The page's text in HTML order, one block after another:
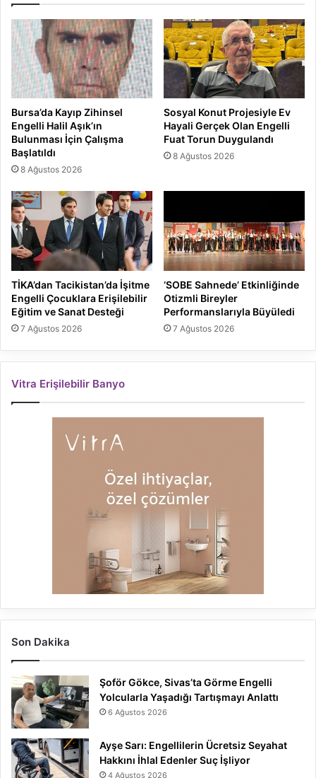
Bursa’da Kayıp Zihinsel
Engelli Halil Aşık’ın
Bulunması İçin Çalışma
Başlatıldı
8 Ağustos 2026
Sosyal Konut Projesiyle Ev
Hayali Gerçek Olan Engelli
Fuat Torun Duygulandı
8 Ağustos 2026
TİKA’dan Tacikistan’da İşitme
Engelli Çocuklara Erişilebilir
Eğitim ve Sanat Desteği
7 Ağustos 2026
‘SOBE Sahnede’ Etkinliğinde
Otizmli Bireyler
Performanslarıyla Büyüledi
7 Ağustos 2026
Vitra Erişilebilir Banyo
Son Dakika
Şoför Gökce, Sivas’ta Görme Engelli
Yolcularla Yaşadığı Tartışmayı Anlattı
6 Ağustos 2026
Ayşe Sarı: Engellilerin Ücretsiz Seyahat
Hakkını İhlal Edenler Suç İşliyor
4 Ağustos 2026